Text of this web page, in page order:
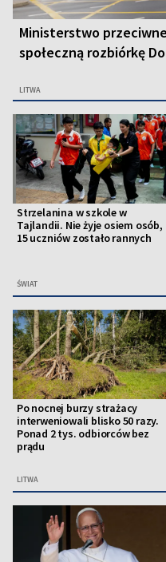
Ministerstwo
społeczną rozbiórkę
LITWA
Strzelanina w szkole w
Tajlandii. Nie żyje osiem osób,
15 uczniów zostało rannych
ŚWIAT
Po nocnej burzy strażacy
interweniowali blisko 50 razy.
Ponad 2 tys. odbiorców bez
prądu
LITWA